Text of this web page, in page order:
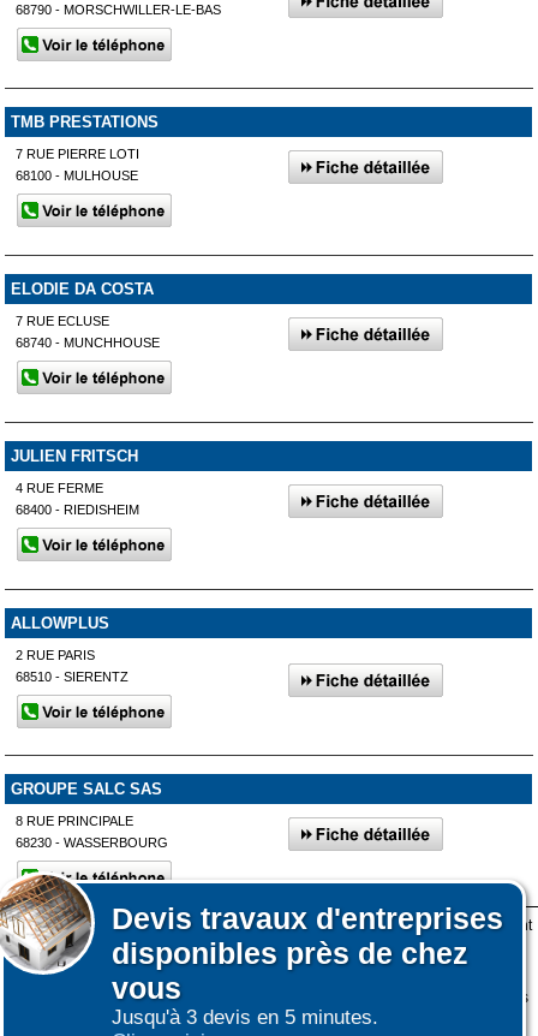
Devis travaux d'entreprises
disponibles près de chez
vous
Jusqu'à 3 devis en 5 minutes.
68790 - MORSCHWILLER-LE-BAS
TMB PRESTATIONS
7 RUE PIERRE LOTI
68100 - MULHOUSE
ELODIE DA COSTA
7 RUE ECLUSE
68740 - MUNCHHOUSE
JULIEN FRITSCH
4 RUE FERME
68400 - RIEDISHEIM
ALLOWPLUS
2 RUE PARIS
68510 - SIERENTZ
GROUPE SALC SAS
8 RUE PRINCIPALE
68230 - WASSERBOURG
Afficher plus de prestataires
Lors de votre visite sur notre site des fichiers informatiques nommés cookies sont
déposés sur votre terminal. Ces cookies sont utilisés pour la navigation, le
fonctionnement du site et les mesures d'audience pour l'éditeur.
Nous ne collectons pas vos données personnelles au travers des cookies à des
fins publicitaires ni pour nous ni pour des tiers.